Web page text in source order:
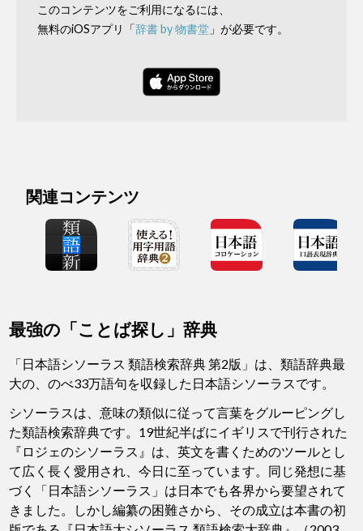
このコンテンツをご利用になるには、
無料のiOSアプリ「辞書 by 物書堂」が必要です。
関連コンテンツ
最強の「ことば探し」辞典
「日本語シソーラス 類語検索辞典 第2版」は、類語辞典最
大の、のべ33万語句を収録した日本語シソーラスです。
シソーラスは、意味の類似に従って言葉をグルーピングし
た類語検索辞典です。19世紀半ばにイギリスで刊行された
『ロジェのシソーラス』は、英文を書くためのツールとし
て広く長く愛用され、今日に至っています。同じ発想に基
づく「日本語シソーラス」は日本でも各界から要望されて
きました。しかし編纂の困難さから、その成立は本書の初